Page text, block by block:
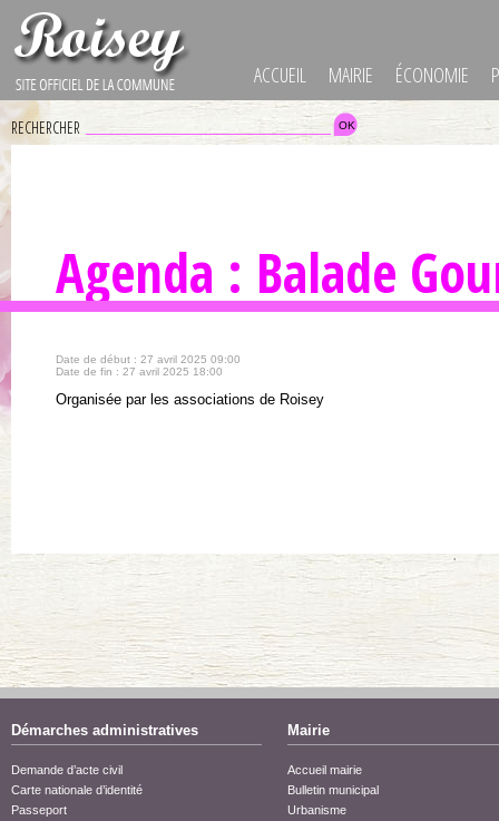
ACCUEIL MAIRIE ÉCONOMIE
RECHERCHER
Agenda : Balade
Date de début : 27 avril 2025 09:00
Date de fin : 27 avril 2025 18:00
Organisée par les associations de Roisey
Démarches administratives
Demande d’acte civil
Carte nationale d’identité
Passeport
Mairie
Accueil mairie
Bulletin municipal
Urbanisme